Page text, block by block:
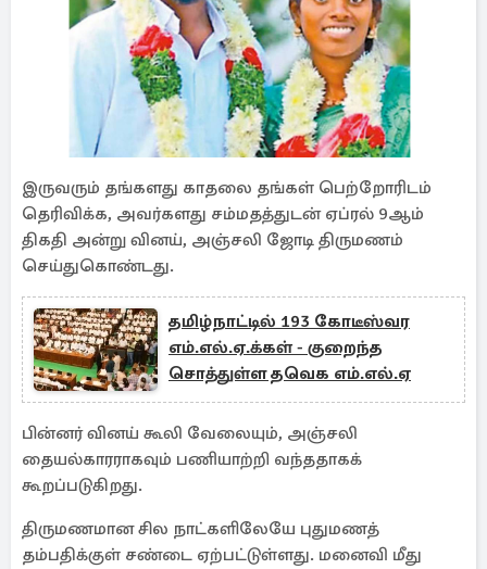
இருவரும் தங்களது காதலை தங்கள் பெற்றோரிடம்
தெரிவிக்க, அவர்களது சம்மதத்துடன் ஏப்ரல் 9ஆம்
திகதி அன்று வினய், அஞ்சலி ஜோடி திருமணம்
செய்துகொண்டது.
தமிழ்நாட்டில் 193 கோடீஸ்வர
எம்.எல்.ஏ.க்கள் - குறைந்த
சொத்துள்ள தவெக எம்.எல்.ஏ
பின்னர் வினய் கூலி வேலையும், அஞ்சலி
தையல்காரராகவும் பணியாற்றி வந்ததாகக்
கூறப்படுகிறது.
திருமணமான சில நாட்களிலேயே புதுமணத்
தம்பதிக்குள் சண்டை ஏற்பட்டுள்ளது. மனைவி மீது